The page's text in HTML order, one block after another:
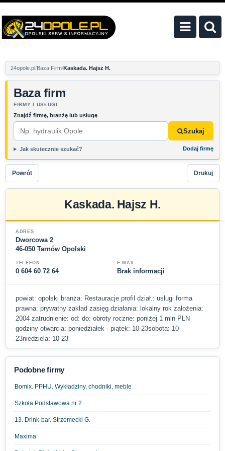
24opole.pl Baza Firm Kaskada. Hajsz H.
Baza firm
FIRMY I USŁUGI
Znajdź firmę, branżę lub usługę
Szukaj
Jak skutecznie szukać? Dodaj firmę
Powrót Drukuj
Kaskada. Hajsz H.
ADRES
Dworcowa 2
46-050 Tarnów Opolski
TELEFON
0 604 60 72 64
E-MAIL
Brak informacji
powiat: opolski branża: Restauracje profil dział.: usługi forma
prawna: prywatny zakład zasięg działania: lokalny rok założenia:
2004 zatrudnienie: od: do: obroty roczne: poniżej 1 mln PLN
godziny otwarcia: poniedziałek - piątek: 10-23sobota: 10-
23niedziela: 10-23
Podobne firmy
Bomix. PPHU. Wykładziny, chodniki, meble
Szkoła Podstawowa nr 2
13. Drink-bar. Strzemecki G.
Maxima